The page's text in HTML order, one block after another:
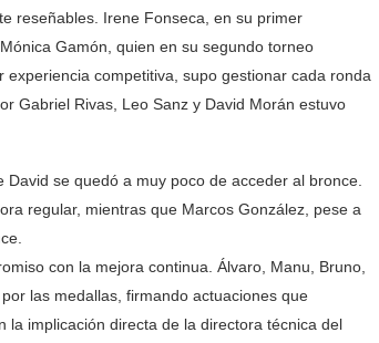
reseñables. Irene Fonseca, en su primer
Gamón, quien en su segundo torneo
competitiva, supo gestionar cada ronda
Gabriel Rivas, Leo Sanz y David Morán estuvo
se quedó a muy poco de acceder al bronce.
regular, mientras que Marcos González, pese a
con la mejora continua. Álvaro, Manu, Bruno,
las medallas, firmando actuaciones que
la implicación directa de la directora técnica del